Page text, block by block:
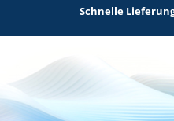
Schnelle